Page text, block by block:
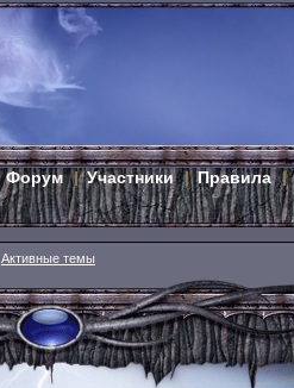
Форум Участники Правила
Активные темы